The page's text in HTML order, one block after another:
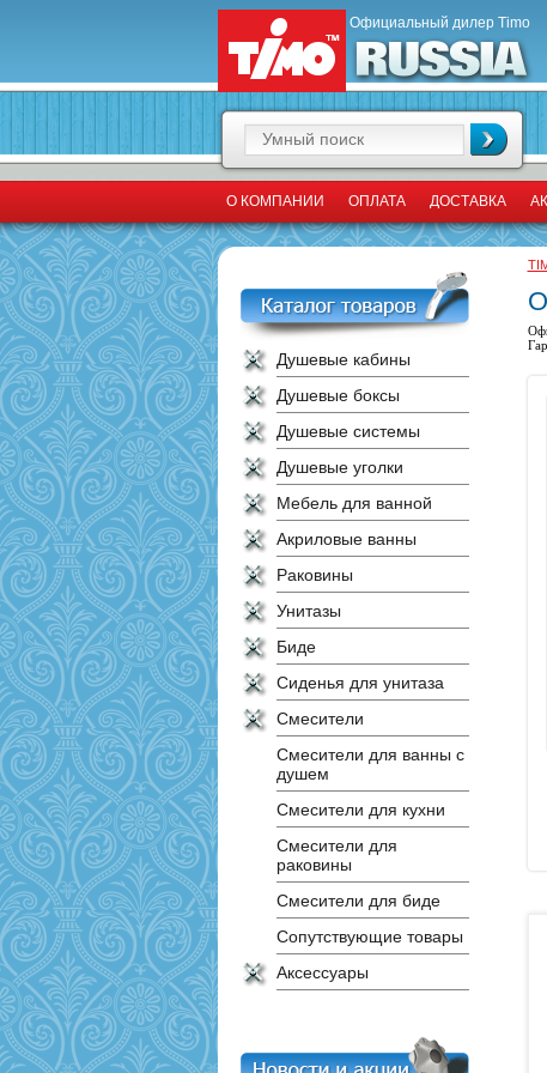
Официальный дилер Timo
О КОМПАНИИ ОПЛАТА ДОСТАВКА
Душевые кабины
Душевые боксы
Душевые системы
Душевые уголки
Мебель для ванной
Акриловые ванны
Раковины
Унитазы
Биде
Сиденья для унитаза
Смесители
Смесители для ванны с
душем
Смесители для кухни
Смесители для
раковины
Смесители для биде
Сопутствующие товары
Аксессуары